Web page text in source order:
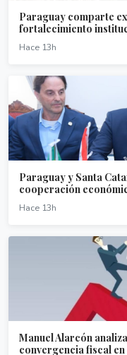
Paraguay comparte
fortalecimiento
Hace 13h
Paraguay y Santa
cooperación
Hace 13h
Manuel Alarcón
convergencia fiscal en